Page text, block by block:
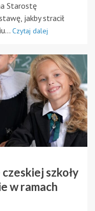
Starostę
jakby stracił
Czytaj dalej
szkoły
w ramach